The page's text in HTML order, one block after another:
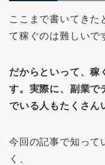
ここまで書いてきた
て稼ぐのは難しいで
だからといって、稼
す。実際に、副業で
でいる人もたくさん
今回の記事で知って
く、